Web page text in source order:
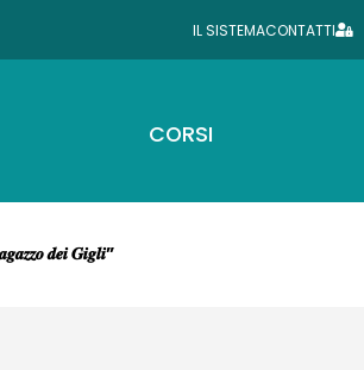
IL SISTEMACONTATTI
CORSI
𝒅𝒆𝒊 𝑮𝒊𝒈𝒍𝒊”